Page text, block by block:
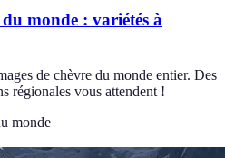
monde : variétés à
de chèvre du monde entier. Des
régionales vous attendent !
monde